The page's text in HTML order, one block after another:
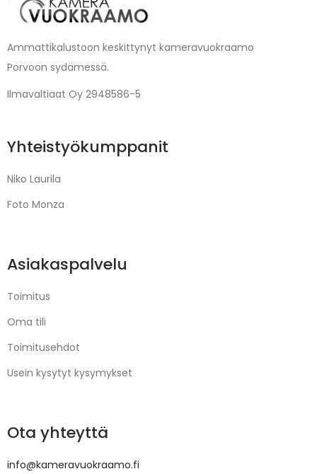
Ammattikalustoon keskittynyt kameravuokraamo
Porvoon sydämessä.
Ilmavaltiaat Oy 2948586-5
Yhteistyökumppanit
Niko Laurila
Foto Monza
Asiakaspalvelu
Toimitus
Oma tili
Toimitusehdot
Usein kysytyt kysymykset
Ota yhteyttä
info@kameravuokraamo.fi